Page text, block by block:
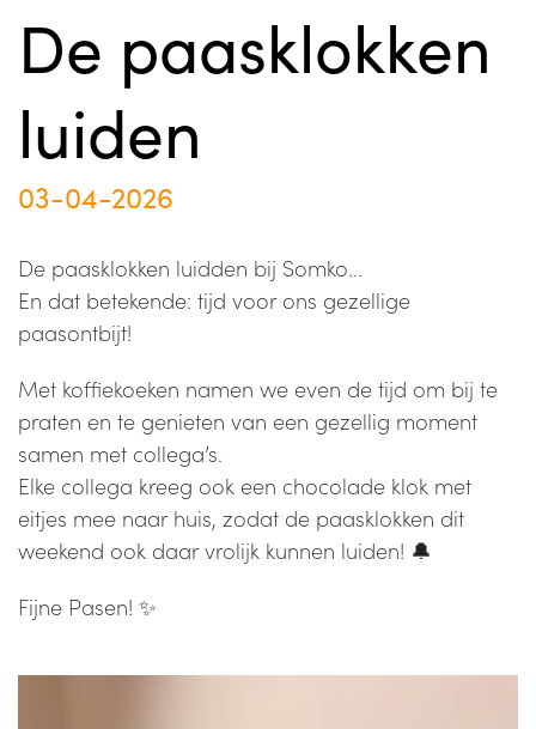
De paasklokken
luiden
03-04-2026
De paasklokken luidden bij Somko...
En dat betekende: tijd voor ons gezellige
paasontbijt!
Met koffiekoeken namen we even de tijd om bij te
praten en te genieten van een gezellig moment
samen met collega’s.
Elke collega kreeg ook een chocolade klok met
eitjes mee naar huis, zodat de paasklokken dit
weekend ook daar vrolijk kunnen luiden! 🔔
Fijne Pasen! ✨